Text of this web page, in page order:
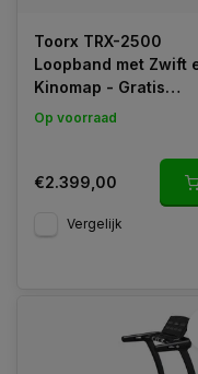
calorieën, waardoor je
krijgt. Een loopband
Toorx TRX-2500
Loopband met Zwift
Kinomap - Gratis
montage
Op voorraad
€2.399,00
Vergelijk